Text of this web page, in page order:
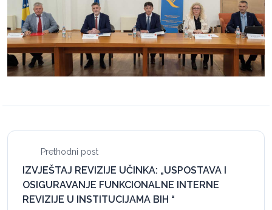
Prethodni post
IZVJEŠTAJ REVIZIJE UČINKA: „USPOSTAVA I
OSIGURAVANJE FUNKCIONALNE INTERNE
REVIZIJE U INSTITUCIJAMA BIH “